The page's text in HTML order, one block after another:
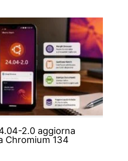
2.0 aggiorna
Chromium 134